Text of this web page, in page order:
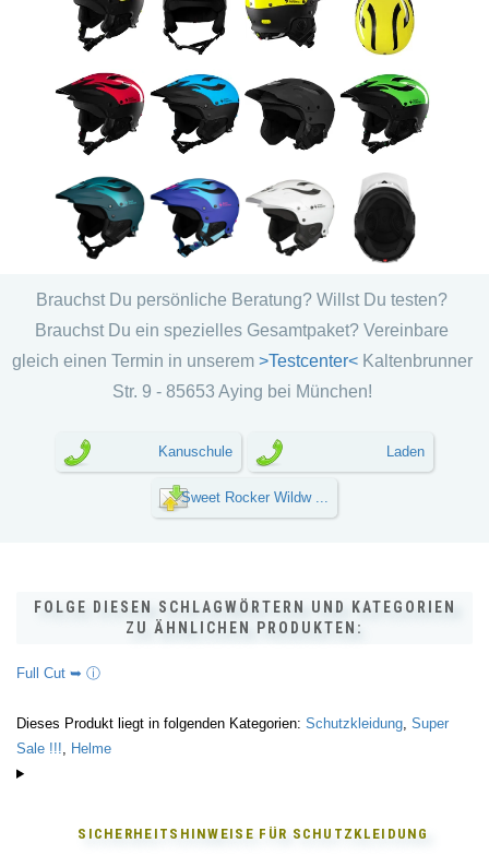
Brauchst Du persönliche Beratung? Willst Du testen?
Brauchst Du ein spezielles Gesamtpaket? Vereinbare
gleich einen Termin in unserem>Testcenter< Kaltenbrunner
Str. 9 - 85653 Aying bei München!
Kanuschule Laden
Sweet Rocker Wildw ...
FOLGE DIESEN SCHLAGWÖRTERN UND KATEGORIEN
ZU ÄHNLICHEN PRODUKTEN:
Full Cut ➥ ⓘ
Dieses Produkt liegt in folgenden Kategorien: Schutzkleidung, Super
Sale !!!, Helme
SICHERHEITSHINWEISE FÜR SCHUTZKLEIDUNG